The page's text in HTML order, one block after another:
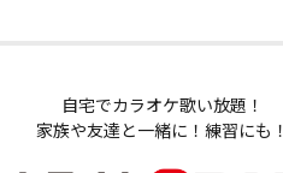
自宅でカラオケ歌い放題！
家族や友達と一緒に！練習にも！